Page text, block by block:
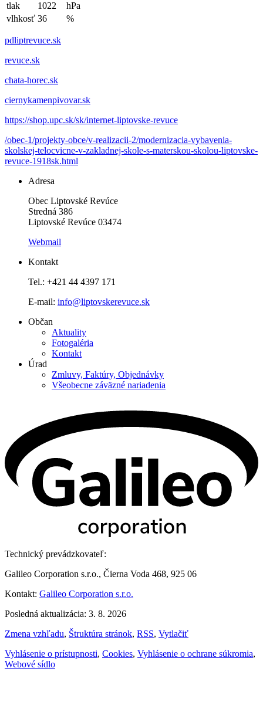
tlak
1022
hPa
vlhkosť 36 %
pdliptrevuce.sk
revuce.sk
chata-horec.sk
ciernykamenpivovar.sk
https://shop.upc.sk/sk/internet-liptovske-revuce
/obec-1/projekty-obce/v-realizacii-2/modernizacia-vybavenia-
skolskej-telocvicne-v-zakladnej-skole-s-materskou-skolou-liptovske-
revuce-1918sk.html
Adresa
Obec Liptovské Revúce
Stredná 386
Liptovské Revúce 03474
Webmail
Kontakt
Tel.: +421 44 4397 171
E-mail: info@liptovskerevuce.sk
Občan
Aktuality
Fotogaléria
Kontakt
Úrad
Zmluvy, Faktúry, Objednávky
Všeobecne záväzné nariadenia
Technický prevádzkovateľ:
Galileo Corporation s.r.o., Čierna Voda 468, 925 06
Kontakt: Galileo Corporation s.r.o.
Posledná aktualizácia: 3. 8. 2026
Zmena vzhľadu, Štruktúra stránok, RSS, Vytlačiť
Vyhlásenie o prístupnosti, Cookies, Vyhlásenie o ochrane súkromia,
Webové sídlo